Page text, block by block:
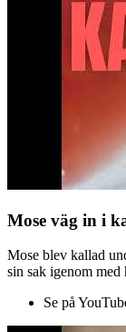
Mose väg in i
Mose blev kallad
sin sak igenom
Se på